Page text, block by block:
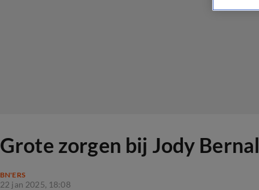
Grote zorgen bij Jody Bernal
BN'ERS
22 jan 2025, 18:08